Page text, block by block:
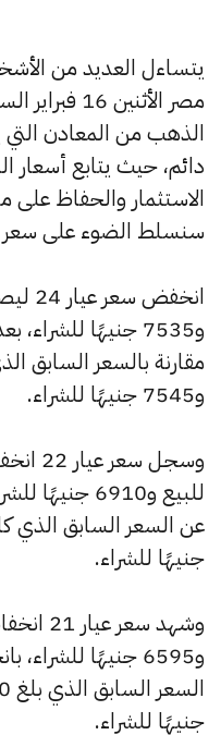
يتساءل العديد من
الذهب من المعادن
دائم، حيث يتابع أسعار
الاستثمار والحفاظ على
سنسلط الضوء على سعر
و7545 جنيهًا للشراء.
جنيهًا للشراء.
جنيهًا للشراء.